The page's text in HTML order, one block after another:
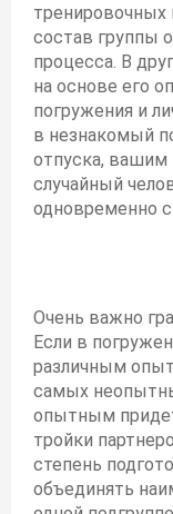
тренировочных
состав группы
процесса. В
на основе его
погружения и
в незнакомый
отпуска,
случайный
одновременно
Очень важно
Если в
различным
самых
опытным
тройки
степень
объединять